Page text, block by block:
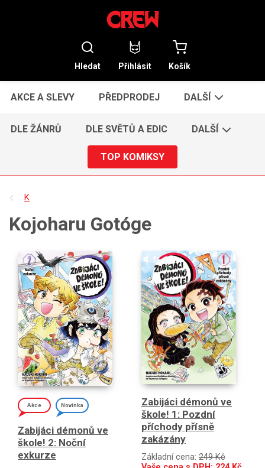
Hledat Přihlásit Košík
AKCE A SLEVY PŘEDPRODEJ DALŠÍ
DLE ŽÁNRŮ DLE SVĚTŮ A EDIC DALŠÍ
TOP KOMIKSY
K
Kojoharu Gotóge
Akce Novinka
Zabijáci démonů ve
škole! 2: Noční
exkurze
Zabijáci démonů ve
škole! 1: Pozdní
příchody přísně
zakázány
Základní cena: 249 Kč